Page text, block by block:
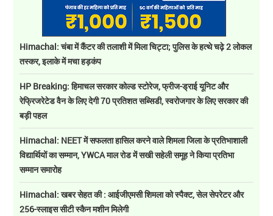
Himachal: चंबा में कैंटर की तलाशी में मिला चिट्टा; पुलिस के हत्थे चढ़े 2 लोकल
तस्कर, इलाके में मचा हड़कंप
HP Breaking: हिमाचल सरकार कोल्ड स्टोरेज, फ्रीज-ड्राई यूनिट और
रेफ्रिजरेटेड वैन के लिए देगी 70 प्रतिशत सब्सिडी, स्वरोजगार के लिए सरकार की
बड़ी पहल
Himachal: NEET में सफलता हासिल करने वाले शिमला जिला के प्रतिभाशाली
विद्यार्थियों का सम्मान, YWCA माल रोड में सखी सहेली समूह ने किया प्रतिभा
सम्मान समारोह
Himachal: खबर सेहत की : आईजीएमसी शिमला को स्पैक्ट, सेल सेपरेटर और
256-स्लाइस सीटी स्कैन मशीन मिलेगी